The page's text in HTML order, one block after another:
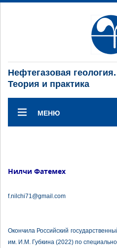
Нефтегазовая геология.
Теория и практика
МЕНЮ
Нилчи Фатемех
f.nilchi71@gmail.com
Окончила Российский
им. И.М. Губкина (2022) по